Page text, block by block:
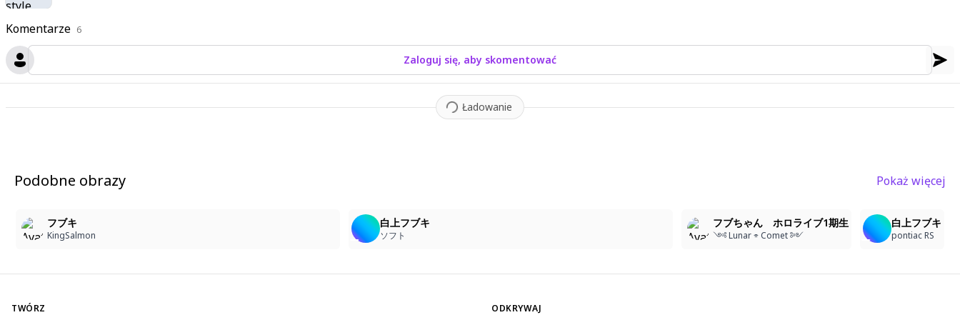
Komentarze 6
Zaloguj się, aby skomentować
Ładowanie
Podobne obrazy Pokaż więcej
フブキ
KingSalmon
白上フブキ
ソフト
フブちゃん ホロライブ1期生
༺ Lunar ⌯ Comet ༻
白上フブキ
pontiac RS
TWÓRZ ODKRYWAJ